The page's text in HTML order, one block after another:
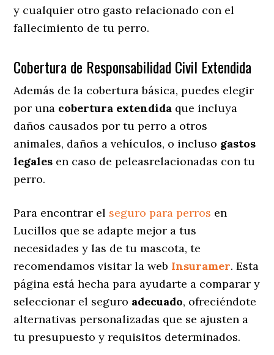
y cualquier otro gasto relacionado con el
fallecimiento de tu perro.
Cobertura de Responsabilidad Civil Extendida
Además de la cobertura básica, puedes elegir
por una cobertura extendida que incluya
daños causados por tu perro a otros
animales, daños a vehículos, o incluso gastos
legales en caso de peleasrelacionadas con tu
perro.
Para encontrar el seguro para perros en
Lucillos que se adapte mejor a tus
necesidades y las de tu mascota, te
recomendamos visitar la web Insuramer. Esta
página está hecha para ayudarte a comparar y
seleccionar el seguro adecuado, ofreciéndote
alternativas personalizadas que se ajusten a
tu presupuesto y requisitos determinados.